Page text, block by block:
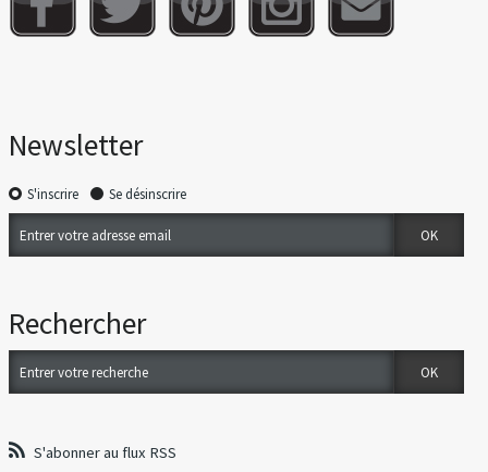
Newsletter
S'inscrire Se désinscrire
Rechercher
S'abonner au flux RSS